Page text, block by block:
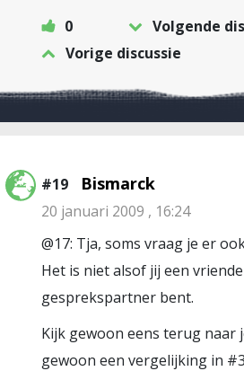
0
Volgende
Vorige discussie
#19 Bismarck
20 januari 2009 , 16:24
@17: Tja, soms vraag je er
Het is niet alsof jij een
gesprekspartner bent.
Kijk gewoon eens terug naar
gewoon een vergelijking in